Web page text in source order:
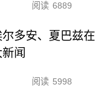
阅读 6889
多安、夏巴兹在
闻
阅读 5998